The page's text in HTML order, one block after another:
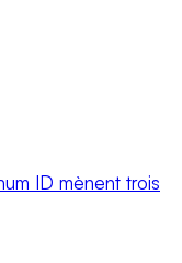
ID mènent trois